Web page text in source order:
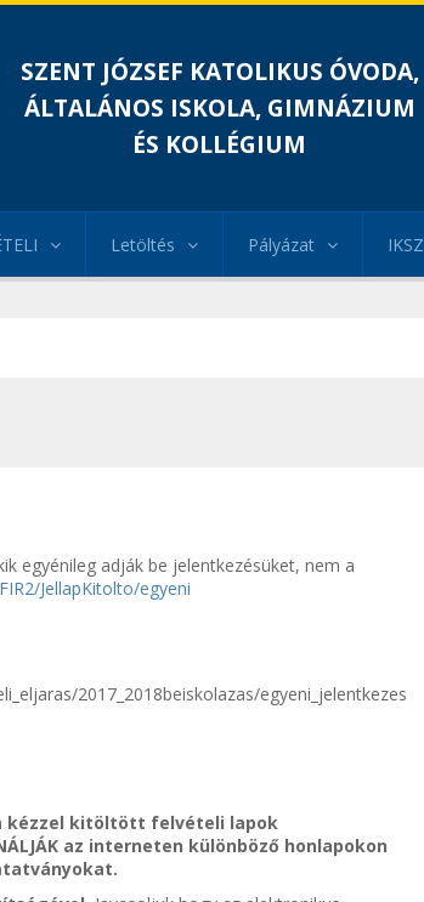
SZENT JÓZSEF KATOLIKUS ÓVODA,
ÁLTALÁNOS ISKOLA, GIMNÁZIUM
ÉS KOLLÉGIUM
Letöltés Pályázat IKSZ
egyénileg adják be jelentkezésüket, nem a
JellapKitolto/egyeni
2017_2018beiskolazas/egyeni_jelentkezes
kézzel kitöltött felvételi lapok
az interneten különböző honlapokon